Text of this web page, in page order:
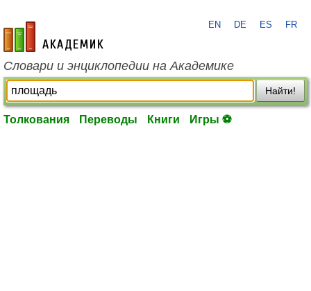
academic.ru
EN DE ES FR
Словари и энциклопедии на Академике
Найти!
Толкования Переводы Книги Игры ⚽